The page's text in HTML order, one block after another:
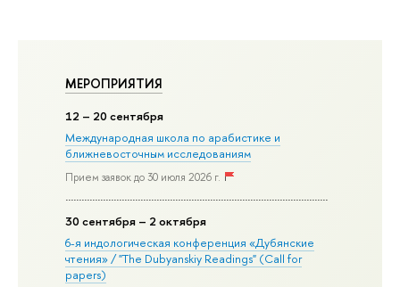
МЕРОПРИЯТИЯ
12 – 20 сентября
Международная школа по арабистике и
ближневосточным исследованиям
Прием заявок до 30 июля 2026 г.
30сентября – 2 октября
6-я индологическая конференция «Дубянские
чтения» / "The Dubyanskiy Readings" (Call for
papers)